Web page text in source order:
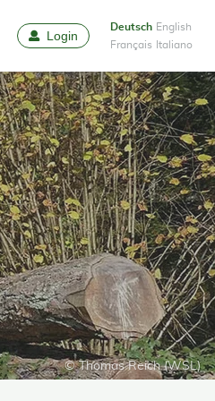
FavoritenLogin
Deutsch English
Français
Italiano
© Thomas Reich (WSL)